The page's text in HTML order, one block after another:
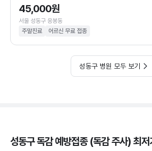
45,000원
서울 성동구 응봉동
주말진료
어르신 무료 접종
성동구 병원 모두 보기
성동구 독감 예방접종 (독감 주사) 최저